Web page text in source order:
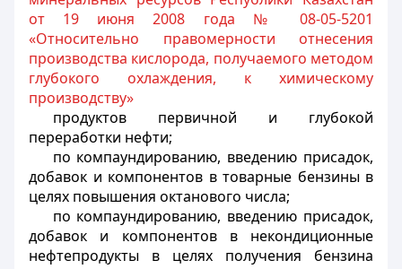
от 19 июня 2008 года № 08-05-5201
«Относительно правомерности отнесения
производства кислорода, получаемого методом
глубокого охлаждения, к химическому
производству»
продуктов первичной и глубокой
переработки нефти;
по компаундированию, введению присадок,
добавок и компонентов в товарные бензины в
целях повышения октанового числа;
по компаундированию, введению присадок,
добавок и компонентов в некондиционные
нефтепродукты в целях получения бензина